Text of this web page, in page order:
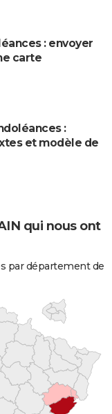
: envoyer
carte
:
et modèle de
qui nous ont
par département de